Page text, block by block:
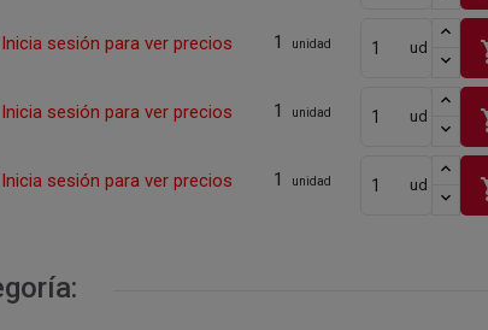
Inicia sesión para ver precios 1 unidad ud
Inicia sesión para ver precios 1 unidad ud
Inicia sesión para ver precios 1 unidad ud